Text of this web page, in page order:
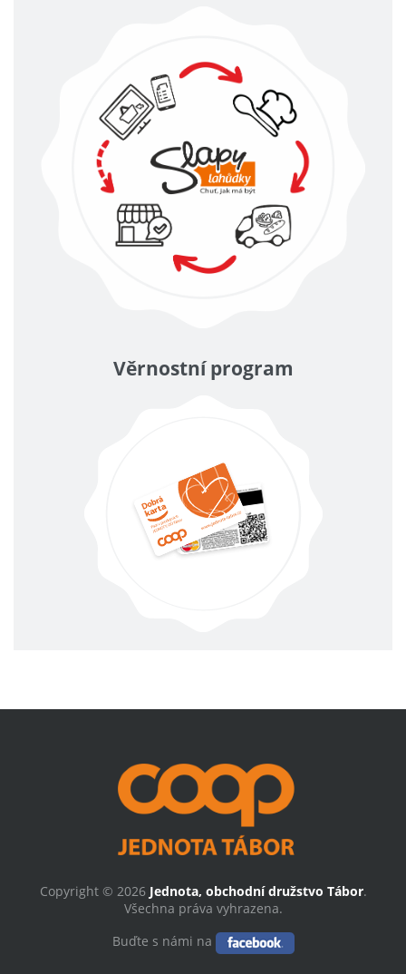
Věrnostní program
Copyright © 2026 Jednota, obchodní družstvo Tábor.
Všechna práva vyhrazena.
Buďte s námi na